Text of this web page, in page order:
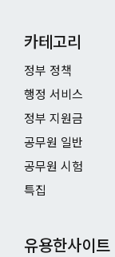
카테고리
정부 정책
행정 서비스
정부 지원금
공무원 일반
공무원 시험
특집
유용한사이트